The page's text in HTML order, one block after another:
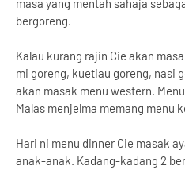
masa yang mentah sahaja
bergoreng.
Kalau kurang rajin Cie akan
mi goreng, kuetiau goreng, nasi
akan masak menu western.
Malas menjelma memang menu
Hari ni menu dinner Cie masak
anak-anak. Kadang-kadang 2